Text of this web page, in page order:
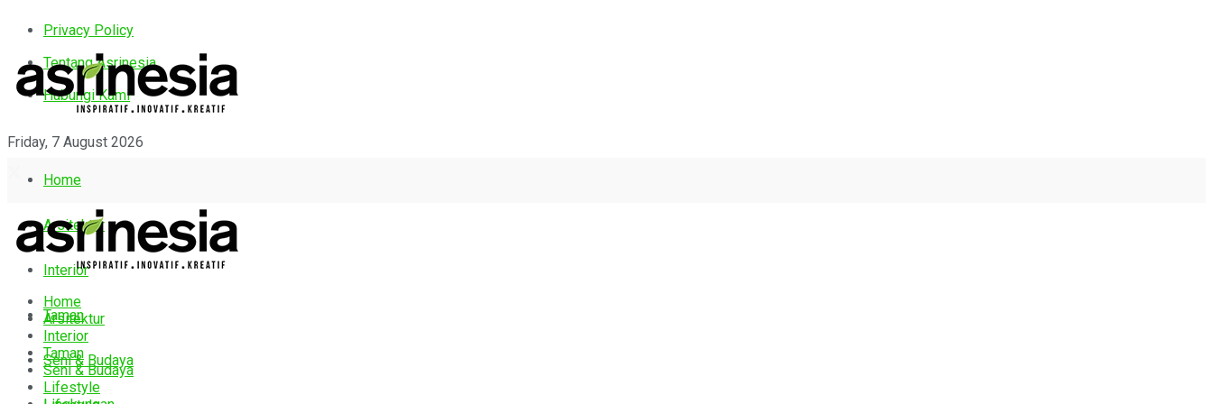
Privacy Policy
Tentang Asrinesia
Hubungi Kami
Friday, 7 August 2026
Home
Arsitektur
Interior
Taman
Seni & Budaya
Home
Arsitektur
Interior
Taman
Seni & Budaya
Lifestyle